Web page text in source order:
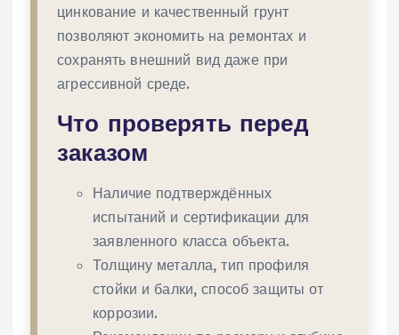
цинкование и качественный грунт
позволяют экономить на ремонтах и
сохранять внешний вид даже при
агрессивной среде.
Что проверять перед
заказом
Наличие подтверждённых
испытаний и сертификации для
заявленного класса объекта.
Толщину металла, тип профиля
стойки и балки, способ защиты от
коррозии.